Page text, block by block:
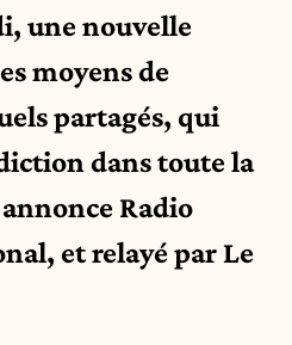
une nouvelle
moyens de
partagés, qui
dans toute la
Radio
et relayé par Le